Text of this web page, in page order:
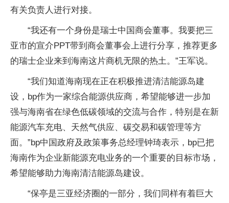
有关负责人进行对接。
“我还有一个身份是瑞士中国商会董事。我要把三
亚市的宣介PPT带到商会董事会上进行分享，推荐更多
的瑞士企业来到海南这片商机无限的热土。”王军说。
“我们知道海南现在正在积极推进清洁能源岛建
设，bp作为一家综合能源供应商，希望能够进一步加
强与海南省在绿色低碳领域的交流与合作，特别是在新
能源汽车充电、天然气供应、碳交易和碳管理等方
面。”bp中国政府及政策事务总经理钟琦表示，bp已把
海南作为企业新能源充电业务的一个重要的目标市场，
希望能够助力海南清洁能源岛建设。
“保亭是三亚经济圈的一部分，我们同样有着巨大